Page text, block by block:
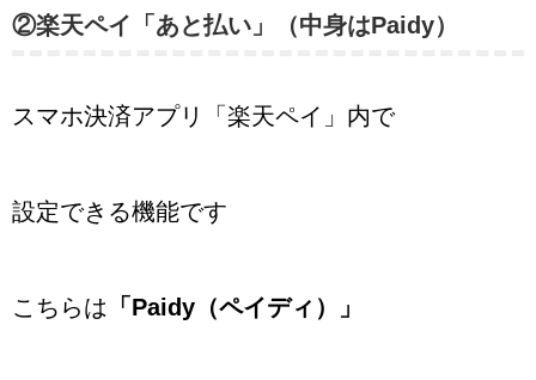
②楽天ペイ「あと払い」（中身はPaidy）
スマホ決済アプリ「楽天ペイ」内で
設定できる機能です
こちらは 「Paidy（ペイディ）」